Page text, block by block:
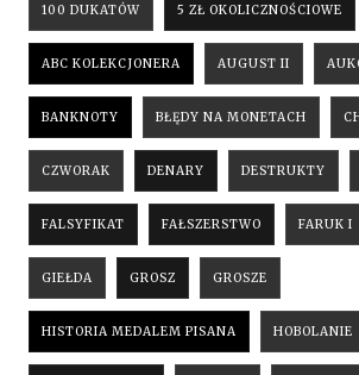
100 DUKATÓW 5 ZŁ OKOLICZNOŚCIOWE
ABC KOLEKCJONERA AUGUST II
BANKNOTY BŁĘDY NA MONETACH
CZWORAK DENARY DESTRUKTY
FALSYFIKAT FAŁSZERSTWO FARUK I
GIEŁDA GROSZ GROSZE
HISTORIA MEDALEM PISANA HOBOLANIE